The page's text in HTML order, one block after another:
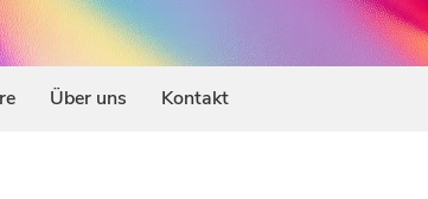
Über uns Kontakt